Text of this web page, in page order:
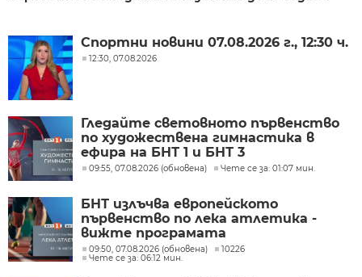
Спортни новини 07.08.2026 г., 12:30 ч.
12:30, 07.08.2026
Гледайте световното първенство
по художествена гимнастика в
ефира на БНТ 1 и БНТ 3
09:55, 07.08.2026 (обновена) Чете се за: 01:07 мин.
БНТ излъчва европейското
първенство по лека атлетика -
вижте програмата
09:50, 07.08.2026 (обновена)
10226
Чете се за: 06:12 мин.